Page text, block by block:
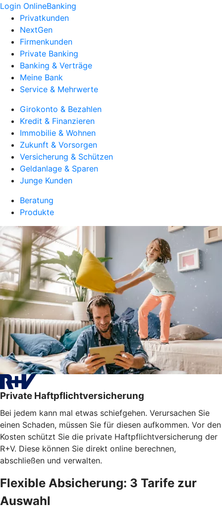
Login OnlineBanking
Privatkunden
NextGen
Firmenkunden
Private Banking
Banking & Verträge
Meine Bank
Service & Mehrwerte
Girokonto & Bezahlen
Kredit & Finanzieren
Immobilie & Wohnen
Zukunft & Vorsorgen
Versicherung & Schützen
Geldanlage & Sparen
Junge Kunden
Beratung
Produkte
Private Haftpflichtversicherung
Bei jedem kann mal etwas schiefgehen. Verursachen Sie
einen Schaden, müssen Sie für diesen aufkommen. Vor den
Kosten schützt Sie die private Haftpflichtversicherung der
R+V. Diese können Sie direkt online berechnen,
abschließen und verwalten.
Flexible Absicherung: 3 Tarife zur
Auswahl